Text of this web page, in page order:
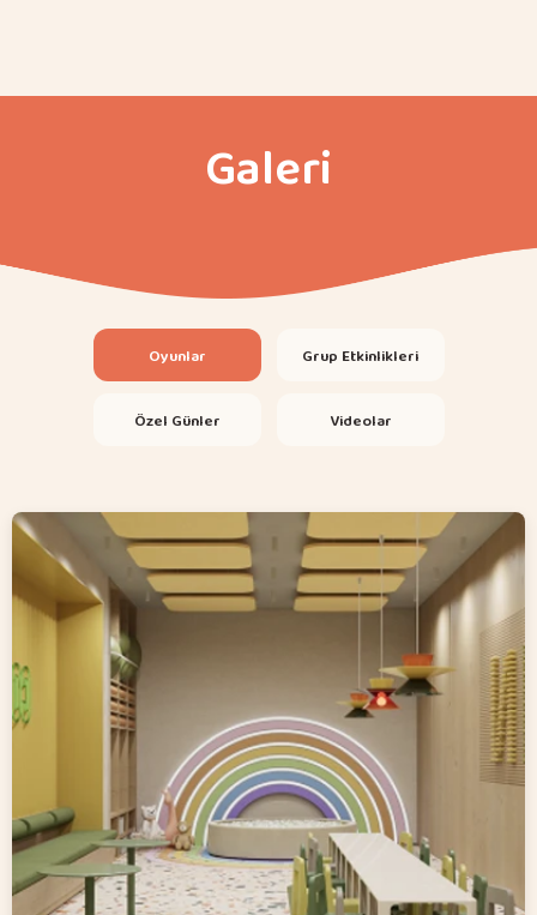
Galeri
Oyunlar Grup Etkinlikleri
Özel Günler Videolar